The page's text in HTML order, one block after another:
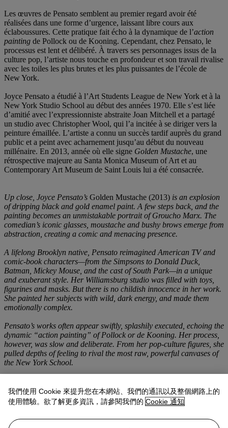
Les œuvres de Pensato semblent au premier regard avoir été
réalisées dans une forme d’urgence, laissant libre cours aux
éclaboussures. Cette pratique fait écho à la dynamique de l’action
painting de Pollock ou de Kooning. Cependant, chez Pensato, le
processus est lent et délibéré. À travers ses personnages issus de la
culture pop, l’artiste nous touche en profondeur et son travail rivalise
avec les toiles les plus brutes et les plus puissantes de l’école de
New York.
Joyce Pensato a étudié à l’Art Students League de New York et à la
New York Studio School au début des années 1970. Elle s’est liée
d’amitié avec l’expressionniste abstraite Joan Mitchell et a partagé
un studio avec Christopher Wool, qui l’a incitée à se diriger vers la
peinture émaillée. L’artiste a connu un succès tardif auprès du grand
public et a peint avec acharnement jusqu’au début du nouveau
millénaire. En 2013, année où elle signe Golden Mustache, une
rétrospective majeure au Santa Monica Museum of Art et au
Contemporary Art Museum de Saint Louis lui a été consacrée.
Up close, Joyce Pensato’s Golden Mustache (2013) is an explosion
of dripping black and gold enamel paint. A few steps back, and the
painting becomes an unmistakable portrait of Groucho Marx. The
comedian’s iconic glasses, moustache and bushy brows emerge from
abstraction, creating a comic and menacing presence.
A lifelong Brooklyn native, Pensato reimagined American TV and
comic-book characters—from the Simpsons to Donald Duck,
Batman, Mickey Mouse, and the cast of South Park—in a unique
and exuberant style. Her Williamsburg studio was filled with toys,
figurines and masks. But there is no childish innocence in her work.
She painted her subjects with wild, dark energy, and made them
emotionally complex.
Pensato’s works often appear swiftly, splashily executed, echoing the
dynamic “action painting” of Pollock or de Kooning. Her process,
however, was slow and deliberate. From her pop-culture figures, she
pulled depths of feeling to rival the most raw, powerful canvases of
the New York School.
New York Studio School in the early 1970s. She befriended the
Abstract Expressionist Joan Mitchell and shared a studio with
Christopher Wool, who helped inspire her switch to enamel paint.
She found mainstream success later in life, and painted fiercely into
我們使用 Cookie 來提升您在本網站、我們的通訊以及整個網路上的
使用體驗。欲了解更多資訊，請參閱我們的 Cookie 通知